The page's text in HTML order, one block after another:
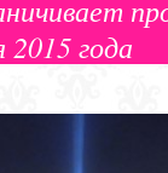
2015 года